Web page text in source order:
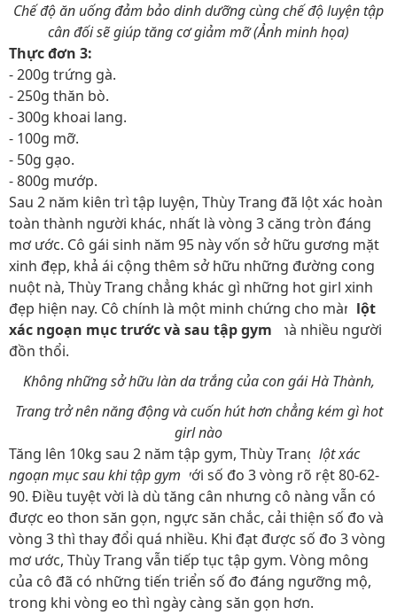
Chế độ ăn uống đảm bảo dinh dưỡng cùng chế độ luyện tập
cân đối sẽ giúp tăng cơ giảm mỡ (Ảnh minh họa)
Thực đơn 3:
- 200g trứng gà.
- 250g thăn bò.
- 300g khoai lang.
- 100g mỡ.
- 50g gạo.
- 800g mướp.
Sau 2 năm kiên trì tập luyện, Thùy Trang đã lột xác hoàn
toàn thành người khác, nhất là vòng 3 căng tròn đáng
mơ ước. Cô gái sinh năm 95 này vốn sở hữu gương mặt
xinh đẹp, khả ái cộng thêm sở hữu những đường cong
nuột nà, Thùy Trang chẳng khác gì những hot girl xinh
đẹp hiện nay. Cô chính là một minh chứng cho màn lột
xác ngoạn mục trước và sau tập gym
mà nhiều người
đồn thổi.
Không những sở hữu làn da trắng của con gái Hà Thành,
Trang trở nên năng động và cuốn hút hơn chẳng kém gì hot
girl nào
Tăng lên 10kg sau 2 năm tập gym, Thùy Trang lột xác
ngoạn mục sau khi tập gym với số đo 3 vòng rõ rệt 80-62-
90. Điều tuyệt vời là dù tăng cân nhưng cô nàng vẫn có
được eo thon săn gọn, ngực săn chắc, cải thiện số đo và
vòng 3 thì thay đổi quá nhiều. Khi đạt được số đo 3 vòng
mơ ước, Thùy Trang vẫn tiếp tục tập gym. Vòng mông
của cô đã có những tiến triển số đo đáng ngưỡng mộ,
trong khi vòng eo thì ngày càng săn gọn hơn.